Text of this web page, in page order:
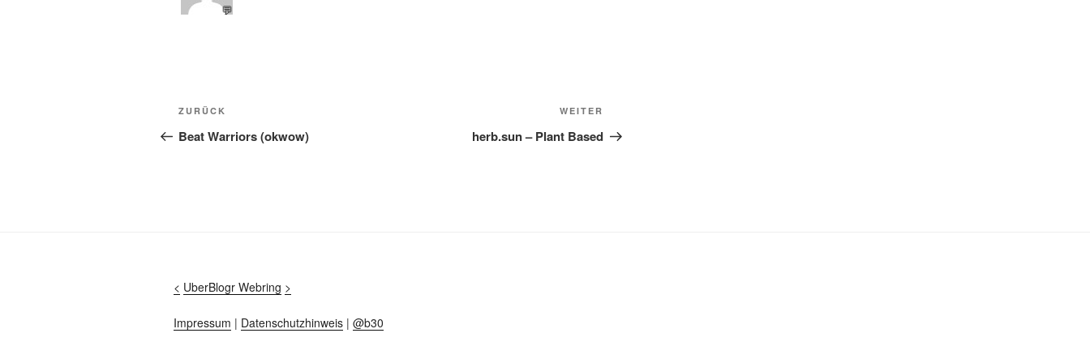
💬
Beitragsnavigation
Vorheriger
Beitrag
ZURÜCK
Beat Warriors (okwow)
Beitrag
WEITER
herb.sun – Plant Based
< UberBlogr Webring >
Impressum | Datenschutzhinweis | @b30